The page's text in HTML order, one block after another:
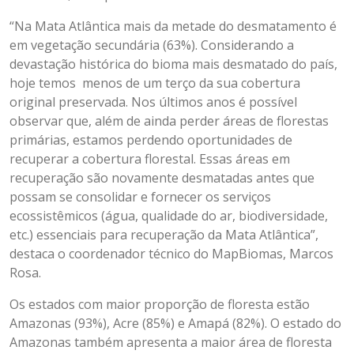
“Na Mata Atlântica mais da metade do desmatamento é
em vegetação secundária (63%). Considerando a
devastação histórica do bioma mais desmatado do país,
hoje temos menos de um terço da sua cobertura
original preservada. Nos últimos anos é possível
observar que, além de ainda perder áreas de florestas
primárias, estamos perdendo oportunidades de
recuperar a cobertura florestal. Essas áreas em
recuperação são novamente desmatadas antes que
possam se consolidar e fornecer os serviços
ecossistêmicos (água, qualidade do ar, biodiversidade,
etc.) essenciais para recuperação da Mata Atlântica”,
destaca o coordenador técnico do MapBiomas, Marcos
Rosa.
Os estados com maior proporção de floresta estão
Amazonas (93%), Acre (85%) e Amapá (82%). O estado do
Amazonas também apresenta a maior área de floresta